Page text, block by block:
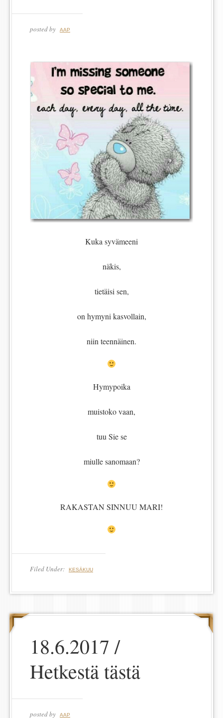
posted by AAP
Kuka syvämeeni
näkis,
tietäisi sen,
on hymyni kasvollain,
niin teennäinen.
Hymypoika
muistoko vaan,
tuu Sie se
miulle sanomaan?
RAKASTAN SINNUU MARI!
Filed Under: KESÄKUU
18.6.2017 /
Hetkestä tästä
posted by AAP